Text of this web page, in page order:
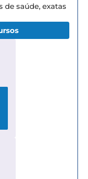
de saúde, exatas